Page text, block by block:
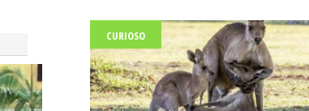
Fuerte abandonado del siglo XIX
CURIOSO